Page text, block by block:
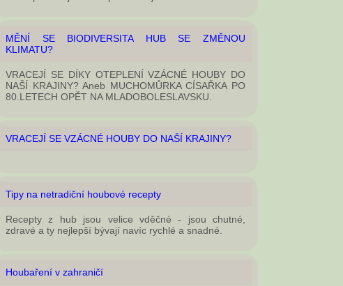
MĚNÍ SE BIODIVERSITA HUB SE ZMĚNOU
KLIMATU?
VRACEJÍ SE DÍKY OTEPLENÍ VZÁCNÉ HOUBY DO
NAŠÍ KRAJINY? Aneb MUCHOMŮRKA CÍSAŘKA PO
80.LETECH OPĚT NA MLADOBOLESLAVSKU.
VRACEJÍ SE VZÁCNÉ HOUBY DO NAŠÍ KRAJINY?
Tipy na netradiční houbové recepty
Recepty z hub jsou velice vděčné - jsou chutné,
zdravé a ty nejlepší bývají navíc rychlé a snadné.
Houbaření v zahraničí